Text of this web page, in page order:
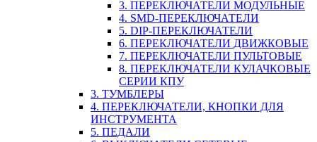
3. ПЕРЕКЛЮЧАТЕЛИ МОДУЛЬНЫЕ
4. SMD-ПЕРЕКЛЮЧАТЕЛИ
5. DIP-ПЕРЕКЛЮЧАТЕЛИ
6. ПЕРЕКЛЮЧАТЕЛИ ДВИЖКОВЫЕ
7. ПЕРЕКЛЮЧАТЕЛИ ПУЛЬТОВЫЕ
8. ПЕРЕКЛЮЧАТЕЛИ КУЛАЧКОВЫЕ
СЕРИИ КПУ
3. ТУМБЛЕРЫ
4. ПЕРЕКЛЮЧАТЕЛИ, КНОПКИ ДЛЯ
ИНСТРУМЕНТА
5. ПЕДАЛИ